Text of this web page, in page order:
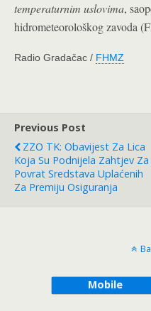
temperaturnim uslovima,
hidrometeorološkog zavoda
Radio Gradačac / FHMZ
Previous Post
ZZO TK: Obavijest Za Lica
Koja Su Podnijela Zahtjev Za
Povrat Sredstava Uplaćenih
Za Premiju Osiguranja
Mobile